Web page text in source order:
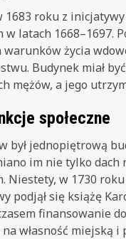
1683 roku z
latach 1668–1697.
życia
Budynek miał
mężów, a jego
społeczne
był jednopiętrową
im nie tylko dach
Niestety, w 1730
podjął się książę
finansowanie
na własność miejską